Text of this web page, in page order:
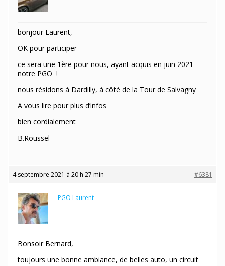
bonjour Laurent,
OK pour participer
ce sera une 1ère pour nous, ayant acquis en juin 2021
notre PGO !
nous résidons à Dardilly, à côté de la Tour de Salvagny
A vous lire pour plus d’infos
bien cordialement
B.Roussel
4 septembre 2021 à 20 h 27 min #6381
PGO Laurent
Bonsoir Bernard,
toujours une bonne ambiance, de belles auto, un circuit